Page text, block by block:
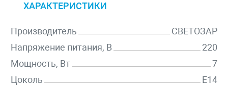
ХАРАКТЕРИСТИКИ
Производитель
СВЕТОЗАР
Напряжение питания, В
220
Мощность, Вт
7
Цоколь
E14